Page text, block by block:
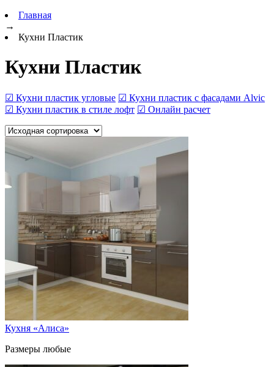
Главная
→
Кухни Пластик
Кухни Пластик
☑ Кухни пластик угловые ☑ Кухни пластик с фасадами Alvic
☑ Кухни пластик в стиле лофт ☑ Онлайн расчет
Кухня «Алиса»
Размеры любые